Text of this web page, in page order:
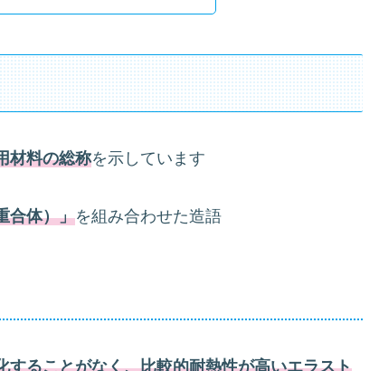
材料の総称を示しています
合体）」を組み合わせた造語
ることがなく、比較的耐熱性が高いエラスト